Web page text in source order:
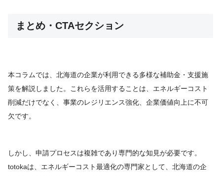
まとめ・CTAセクション
本コラムでは、北海道の企業が利用できる多様な補助金・支援施
策を解説しました。これらを活用することは、エネルギーコスト
削減だけでなく、事業のレジリエンス強化、企業価値向上に不可
欠です。
しかし、申請プロセスは複雑であり専門的な知見が必要です。
totokaは、エネルギーコスト最適化の専門家として、北海道の企